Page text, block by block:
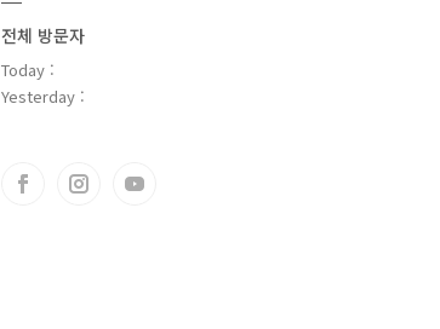
전체 방문자
Today :
Yesterday :